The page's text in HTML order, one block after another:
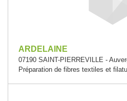
ARDELAINE
07190 SAINT-PIERREVILLE -
Préparation de fibres textiles et